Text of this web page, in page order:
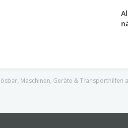
Maschinen, Geräte & Transporthilfen